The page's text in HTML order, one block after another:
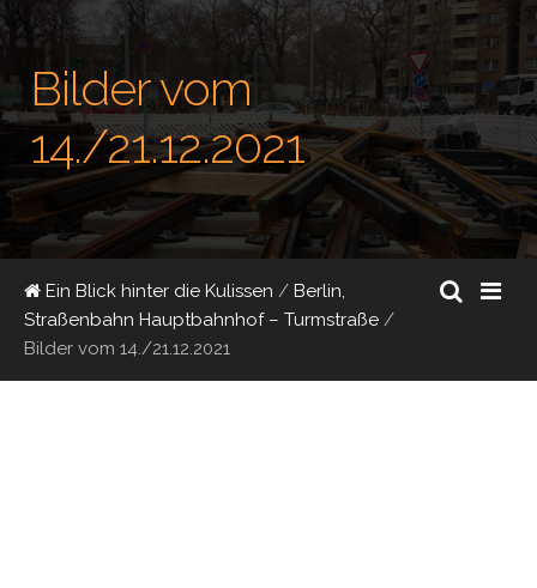
Bilder vom
14./21.12.2021
Ein Blick hinter die Kulissen / Berlin,
Straßenbahn Hauptbahnhof – Turmstraße /
Bilder vom 14./21.12.2021